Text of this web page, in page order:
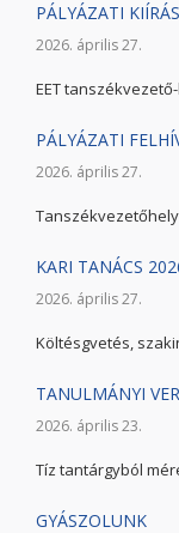
PÁLYÁZATI
2026. április 27.
EET
PÁLYÁZATI
2026. április 27.
KARI TANÁCS
2026. április 27.
Költésgvetés,
TANULMÁNYI
2026. április 23.
Tíz tantárgyból
GYÁSZOLUNK